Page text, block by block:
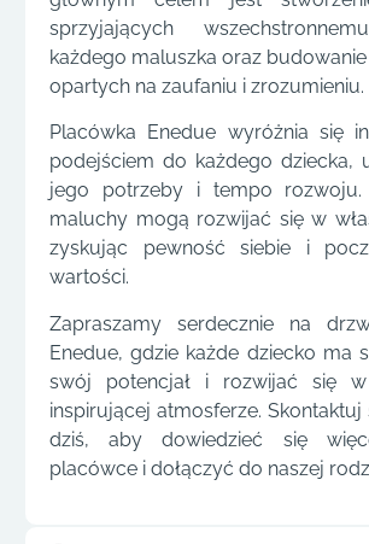
sprzyjających
każdego maluszka oraz
opartych na zaufaniu i zrozumieniu.
Placówka Enedue wyróżnia się
podejściem do każdego dziecka,
jego potrzeby i tempo rozwoju.
maluchy mogą rozwijać się w
zyskując pewność siebie i
wartości.
Zapraszamy serdecznie na
Enedue, gdzie każde dziecko ma
swój potencjał i rozwijać się
inspirującej atmosferze.
dziś, aby dowiedzieć się
placówce i dołączyć do naszej